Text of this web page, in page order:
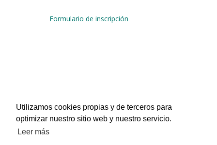
Utilizamos cookies propias y de terceros para
optimizar nuestro sitio web y nuestro servicio.
Leer más
Formulario de inscripción